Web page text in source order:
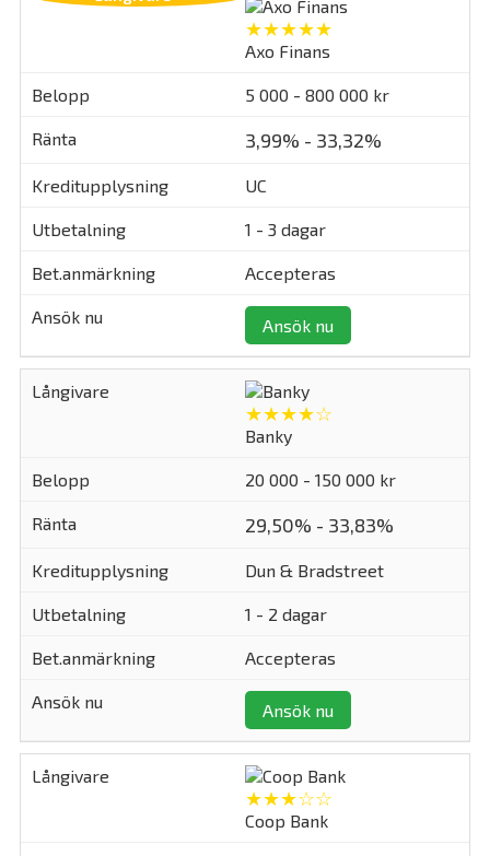
★★★★★
Axo Finans
5 000 - 800 000 kr
3,99% - 33,32%
UC
1 - 3 dagar
Accepteras
Ansök nu
★★★★☆
Banky
20 000 - 150 000 kr
29,50% - 33,83%
Dun & Bradstreet
1 - 2 dagar
Accepteras
Ansök nu
★★★☆☆
Coop Bank